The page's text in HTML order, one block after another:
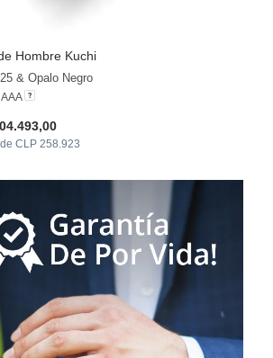
Hombre Kuchi
& Opalo Negro
CLP 258.923